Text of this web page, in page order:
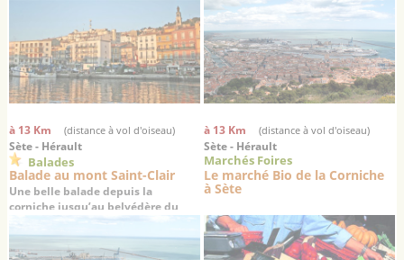
à 13 Km (distance à vol d'oiseau)
Sète - Hérault
Balades
Balade au mont Saint-Clair
Une belle balade depuis la
corniche jusqu’au belvédère du
à 13 Km (distance à vol d'oiseau)
Sète - Hérault
Marchés Foires
Le marché Bio de la Corniche
à Sète